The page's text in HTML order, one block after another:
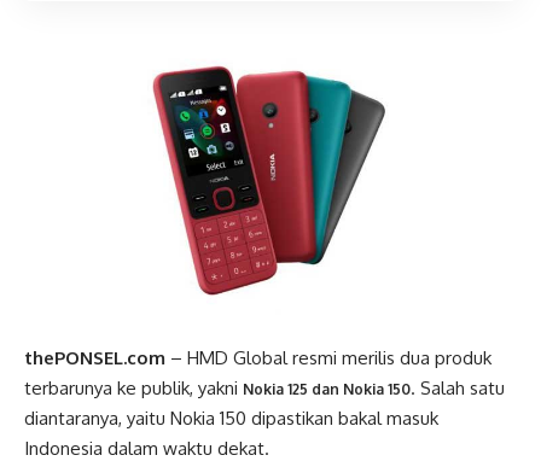
thePONSEL.com – HMD Global resmi merilis dua produk
terbarunya ke publik, yakni Nokia 125 dan Nokia 150. Salah satu
diantaranya, yaitu Nokia 150 dipastikan bakal masuk
Indonesia dalam waktu dekat.